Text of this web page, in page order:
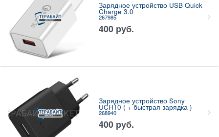
Зарядное устройство USB Quick
Charge 3.0
267985
400 руб.
Зарядное устройство Sony
UCH10 ( + быстрая зарядка )
268940
400 руб.